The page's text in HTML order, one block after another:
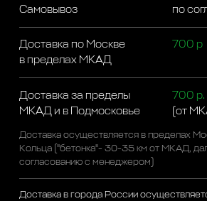
Самовывоз по
Доставка по Москве
в пределах МКАД
700 р
Доставка за пределы
МКАД и в Подмосковье
700 р.
(от
Доставка осуществляется в пределах
Кольца ("бетонка"- 30-35 км от МКАД,
согласованию с менеджером)
Доставка в города России